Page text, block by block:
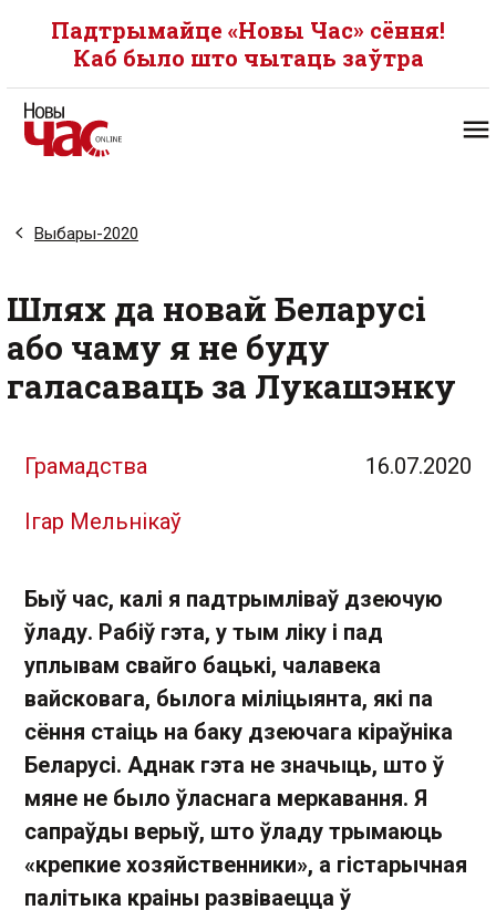
Падтрымайце «Новы Час» сёння!
Каб было што чытаць заўтра
Выбары-2020
Шлях да новай Беларусі
або чаму я не буду
галасаваць за Лукашэнку
Грамадства 16.07.2020
Ігар Мельнікаў
Быў час, калі я падтрымліваў дзеючую
ўладу. Рабіў гэта, у тым ліку і пад
уплывам свайго бацькі, чалавека
вайсковага, былога міліцыянта, які па
сёння стаіць на баку дзеючага кіраўніка
Беларусі. Аднак гэта не значыць, што ў
мяне не было ўласнага меркавання. Я
сапраўды верыў, што ўладу трымаюць
«крепкие хозяйственники», а гістарычная
палітыка краіны развіваецца ў